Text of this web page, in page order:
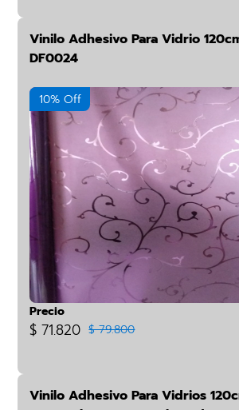
Vinilo Adhesivo Para Vidrio
DF0024
10% Off
Precio
$ 71.820 $ 79.800
Vinilo Adhesivo Para Vidrios